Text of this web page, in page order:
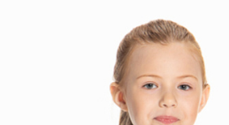
без переплат
График платежей